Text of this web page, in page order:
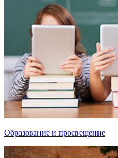
Образование и просвещение